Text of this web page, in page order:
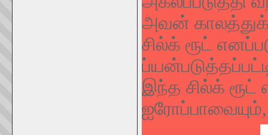
அவன்
சில்க் ரூட்
இந்த சில்க் ரூட்